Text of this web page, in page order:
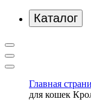
Каталог
Главная
для кошек